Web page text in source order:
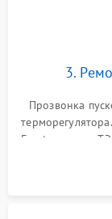
3.
Прозвонка
Frost, включая
платы